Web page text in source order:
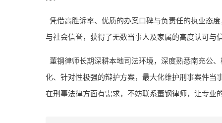
凭借高胜诉率、优质的办案口碑与负责任的执业态
与社会信誉，获得了无数当事人及家属的高度认可与
董钢律师长期深耕本地司法环境，深度熟悉南充公
化、针对性极强的辩护方案，最大化维护刑事案件
在刑事法律方面有需求，不妨联系董钢律师，让专业